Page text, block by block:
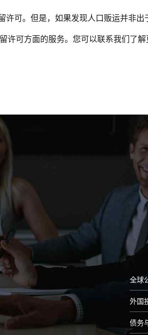
可。但是，如果发现人口贩运并非
可方面的服务。您可以联系我们了解
全球
外国
债务